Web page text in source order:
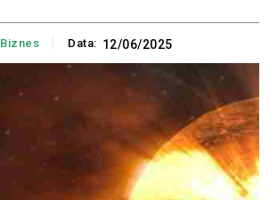
Biznes Data: 12/06/2025